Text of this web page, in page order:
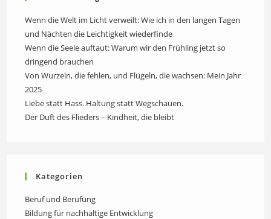
Wenn die Welt im Licht verweilt: Wie ich in den langen Tagen
und Nächten die Leichtigkeit wiederfinde
Wenn die Seele auftaut: Warum wir den Frühling jetzt so
dringend brauchen
Von Wurzeln, die fehlen, und Flügeln, die wachsen: Mein Jahr
2025
Liebe statt Hass. Haltung statt Wegschauen.
Der Duft des Flieders – Kindheit, die bleibt
Kategorien
Beruf und Berufung
Bildung für nachhaltige Entwicklung